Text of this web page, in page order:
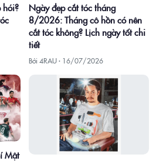
hói?
Ngày đẹp cắt tóc tháng
8/2026: Tháng cô hồn có nên
cắt tóc không? Lịch ngày tốt chi
tiết
Bởi 4RAU · 16/07/2026
Mật